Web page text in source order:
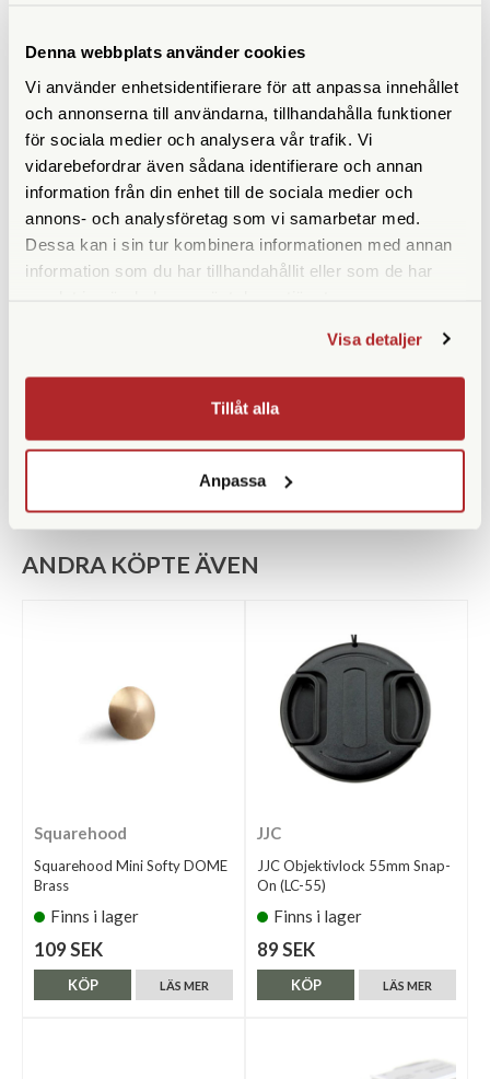
Denna webbplats använder cookies
Vi använder enhetsidentifierare för att anpassa innehållet
och annonserna till användarna, tillhandahålla funktioner
för sociala medier och analysera vår trafik. Vi
vidarebefordrar även sådana identifierare och annan
information från din enhet till de sociala medier och
annons- och analysföretag som vi samarbetar med.
Dessa kan i sin tur kombinera informationen med annan
information som du har tillhandahållit eller som de har
Visa detaljer
Tillåt alla
Anpassa
250 SEK
300 SEK
890 SEK
SPECIFIKATIONER
Natur
ANDRA KÖPTE ÄVEN
Squarehood
Squarehood Mini Softy DOME
Brass
Finns i lager
109 SEK
LÄS MER
KÖP
JJC
JJC Objektivlock 55mm Snap-
On (LC-55)
Finns i lager
89 SEK
LÄS MER
KÖP